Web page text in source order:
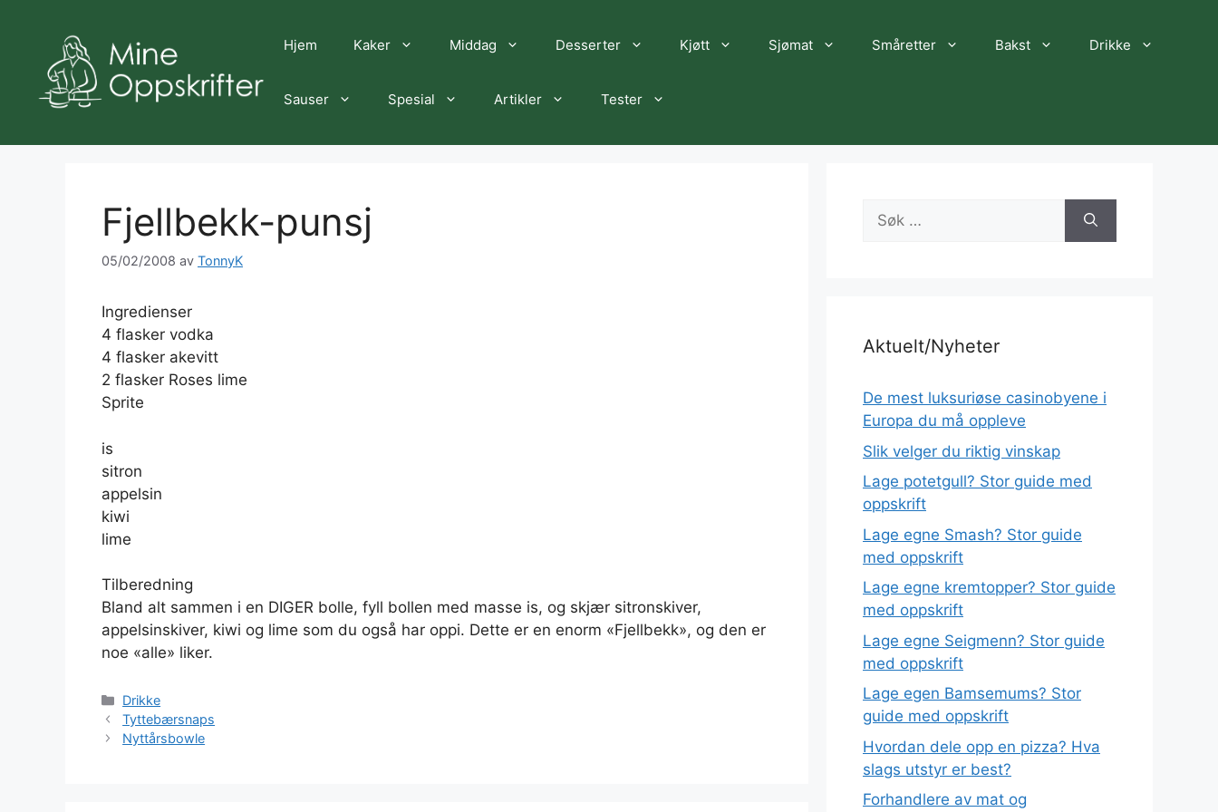
Hjem Kaker Middag Desserter Kjøtt Sjømat Småretter Bakst Drikke
Sauser Spesial Artikler Tester
Fjellbekk-punsj
05/02/2008 av TonnyK
Ingredienser
4 flasker vodka
4 flasker akevitt
2 flasker Roses lime
Sprite
is
sitron
appelsin
kiwi
lime
Tilberedning
Bland alt sammen i en DIGER bolle, fyll bollen med masse is, og skjær sitronskiver,
appelsinskiver, kiwi og lime som du også har oppi. Dette er en enorm «Fjellbekk», og den er
noe «alle» liker.
Kategorier
Drikke
Tyttebærsnaps
Nyttårsbowle
Søk
etter:
Aktuelt/Nyheter
De mest luksuriøse casinobyene i
Europa du må oppleve
Slik velger du riktig vinskap
Lage potetgull? Stor guide med
oppskrift
Lage egne Smash? Stor guide
med oppskrift
Lage egne kremtopper? Stor guide
med oppskrift
Lage egne Seigmenn? Stor guide
med oppskrift
Lage egen Bamsemums? Stor
guide med oppskrift
Hvordan dele opp en pizza? Hva
slags utstyr er best?
Forhandlere av mat og